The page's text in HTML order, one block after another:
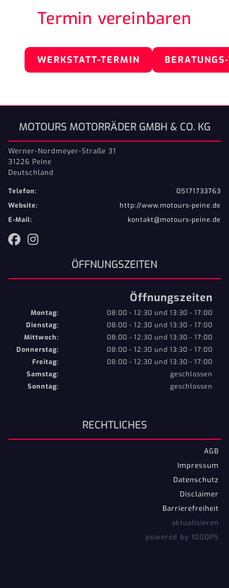
Termin vereinbaren
WERKSTATT-TERMIN
MOTOURS MOTORRÄDER GMBH & CO. KG
Werner-Nordmeyer-Straße 31
31226 Peine
Deutschland
Telefon:
05171733763
Website:
http://www.motours-peine.de
E-Mail:
kontakt@motours-peine.de
ÖFFNUNGSZEITEN
Öffnungszeiten
Montag:
08:00 - 12:30 und 13:30 - 17:00
Dienstag:
08:00 - 12:30 und 13:30 - 17:00
Mittwoch:
08:00 - 12:30 und 13:30 - 17:00
Donnerstag:
08:00 - 12:30 und 13:30 - 17:00
Freitag:
08:00 - 12:30 und 13:30 - 17:00
Samstag:
geschlossen
Sonntag:
geschlossen
RECHTLICHES
AGB
Impressum
Datenschutz
Disclaimer
Barrierefreiheit
aktualisieren
powered by 1000PS